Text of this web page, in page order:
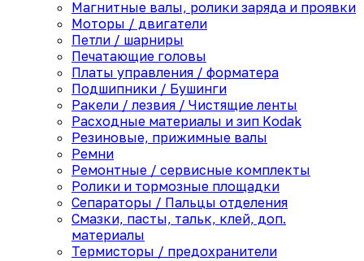
Магнитные валы, ролики заряда и проявки
Моторы / двигатели
Петли / шарниры
Печатающие головы
Платы управления / форматера
Подшипники / Бушинги
Ракели / лезвия / Чистящие ленты
Расходные материалы и зип Kodak
Резиновые, прижимные валы
Ремни
Ремонтные / сервисные комплекты
Ролики и тормозные площадки
Сепараторы / Пальцы отделения
Смазки, пасты, тальк, клей, доп.
материалы
Термисторы / предохранители